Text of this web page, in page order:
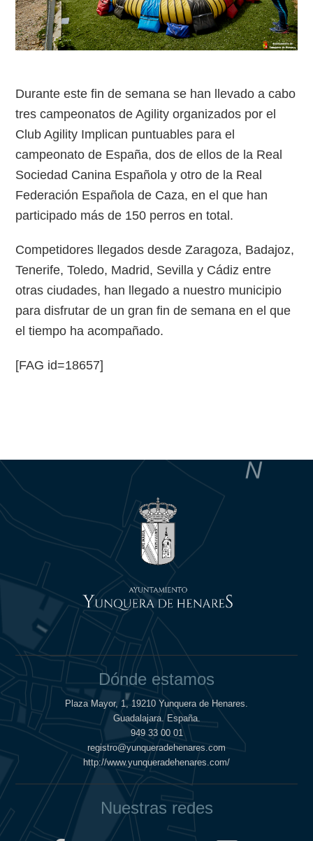
Durante este fin de semana se han llevado a cabo
tres campeonatos de Agility organizados por el
Club Agility Implican puntuables para el
campeonato de España, dos de ellos de la Real
Sociedad Canina Española y otro de la Real
Federación Española de Caza, en el que han
participado más de 150 perros en total.
Competidores llegados desde Zaragoza, Badajoz,
Tenerife, Toledo, Madrid, Sevilla y Cádiz entre
otras ciudades, han llegado a nuestro municipio
para disfrutar de un gran fin de semana en el que
el tiempo ha acompañado.
[FAG id=18657]
Dónde estamos
Plaza Mayor, 1, 19210 Yunquera de Henares.
Guadalajara. España.
949 33 00 01
registro@yunqueradehenares.com
http://www.yunqueradehenares.com/
Nuestras redes